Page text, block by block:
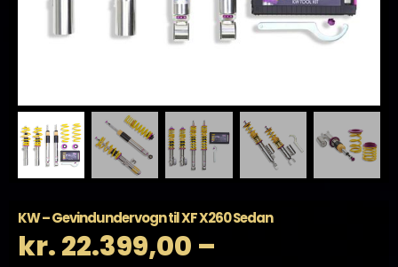
KW – Gevindundervogn til XF X260 Sedan
kr.22.399,00 –